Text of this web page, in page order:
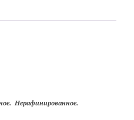
Нерафинированное.